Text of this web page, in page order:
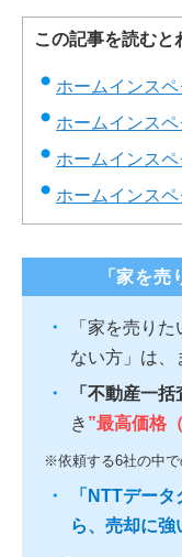
この記事を読むと
ホームインス
ホームインス
ホームインス
ホームインス
「家を
「家を売り
ない方」は、
「不動産一括
き ”最高価格
※依頼する6社の中
「NTTデー
ら、売却に